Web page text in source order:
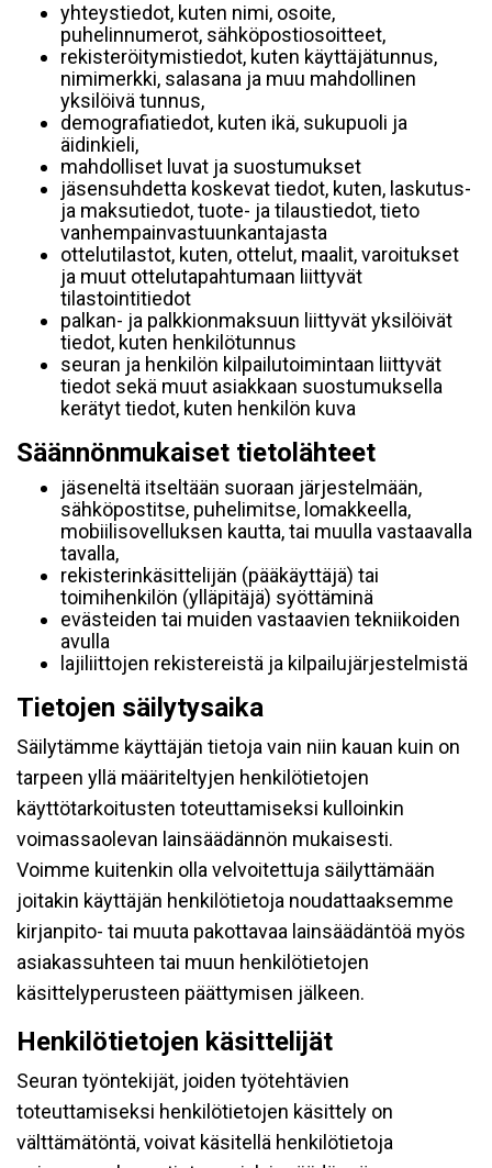
yhteystiedot, kuten nimi, osoite,
puhelinnumerot, sähköpostiosoitteet,
rekisteröitymistiedot, kuten käyttäjätunnus,
nimimerkki, salasana ja muu mahdollinen
yksilöivä tunnus,
demografiatiedot, kuten ikä, sukupuoli ja
äidinkieli,
mahdolliset luvat ja suostumukset
jäsensuhdetta koskevat tiedot, kuten, laskutus-
ja maksutiedot, tuote- ja tilaustiedot, tieto
vanhempainvastuunkantajasta
ottelutilastot, kuten, ottelut, maalit, varoitukset
ja muut ottelutapahtumaan liittyvät
tilastointitiedot
palkan- ja palkkionmaksuun liittyvät yksilöivät
tiedot, kuten henkilötunnus
seuran ja henkilön kilpailutoimintaan liittyvät
tiedot sekä muut asiakkaan suostumuksella
kerätyt tiedot, kuten henkilön kuva
Säännönmukaiset tietolähteet
jäseneltä itseltään suoraan järjestelmään,
sähköpostitse, puhelimitse, lomakkeella,
mobiilisovelluksen kautta, tai muulla vastaavalla
tavalla,
rekisterinkäsittelijän (pääkäyttäjä) tai
toimihenkilön (ylläpitäjä) syöttäminä
evästeiden tai muiden vastaavien tekniikoiden
avulla
lajiliittojen rekistereistä ja kilpailujärjestelmistä
Tietojen säilytysaika
Säilytämme käyttäjän tietoja vain niin kauan kuin on
tarpeen yllä määriteltyjen henkilötietojen
käyttötarkoitusten toteuttamiseksi kulloinkin
voimassaolevan lainsäädännön mukaisesti.
Voimme kuitenkin olla velvoitettuja säilyttämään
joitakin käyttäjän henkilötietoja noudattaaksemme
kirjanpito- tai muuta pakottavaa lainsäädäntöä myös
asiakassuhteen tai muun henkilötietojen
käsittelyperusteen päättymisen jälkeen.
Henkilötietojen käsittelijät
Seuran työntekijät, joiden työtehtävien
toteuttamiseksi henkilötietojen käsittely on
välttämätöntä, voivat käsitellä henkilötietoja